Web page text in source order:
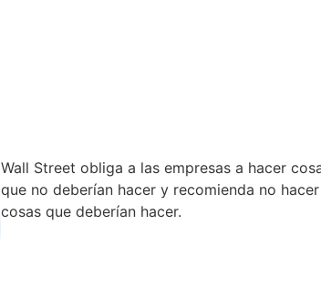
Wall Street obliga a las empresas a hacer
que no deberían hacer y recomienda no hacer
cosas que deberían hacer.